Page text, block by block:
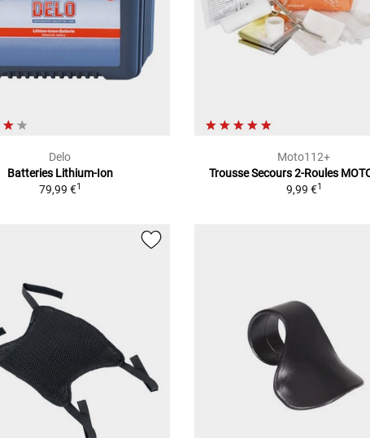
Delo
Batteries Lithium-Ion
79,99 €1
Moto112+
Trousse Secours 2-Roules
9,99 €1